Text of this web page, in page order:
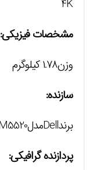
4K
مشخصات فیزیکی:
وزن۱.۷۸ کیلوگرم
سازنده:
برندDellمدلPrecision M5520
پردازنده گرافیکی: